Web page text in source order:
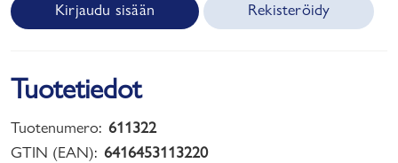
Kirjaudu sisään Rekisteröidy
Tuotetiedot
Tuotenumero: 611322
GTIN (EAN): 6416453113220